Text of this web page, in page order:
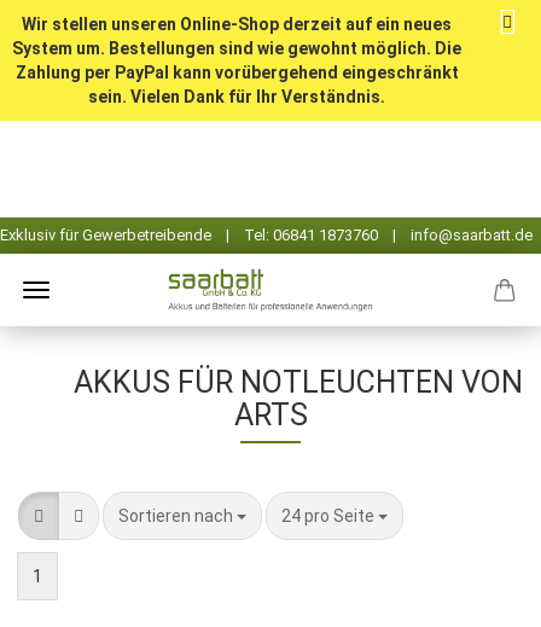
Wir stellen unseren Online-Shop derzeit auf ein neues
System um. Bestellungen sind wie gewohnt möglich. Die
Zahlung per PayPal kann vorübergehend eingeschränkt
sein. Vielen Dank für Ihr Verständnis.
AKKUS FÜR NOTLEUCHTEN VON
ARTS
Sortieren nach
Sortieren nach 24 pro Seite
pro Seite
1